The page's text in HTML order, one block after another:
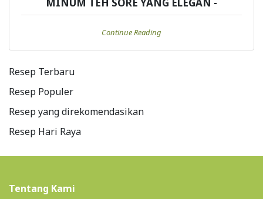
MINUM TEH SORE YANG ELEGAN -
Continue Reading
Resep Terbaru
Resep Populer
Resep yang direkomendasikan
Resep Hari Raya
Tentang Kami